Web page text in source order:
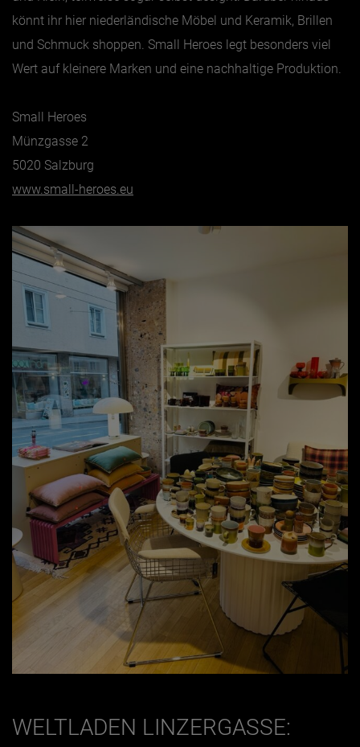
könnt ihr hier niederländische Möbel und Keramik, Brillen
und Schmuck shoppen. Small Heroes legt besonders viel
Wert auf kleinere Marken und eine nachhaltige Produktion.
Small Heroes
Münzgasse 2
5020 Salzburg
www.small-heroes.eu
WELTLADEN LINZERGASSE: